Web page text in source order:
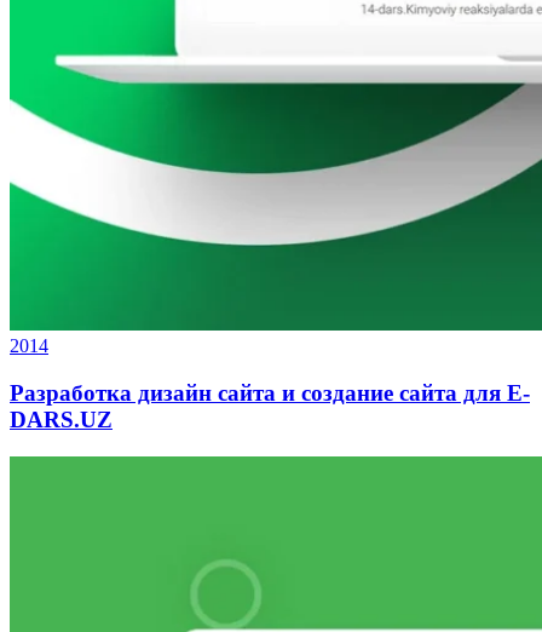
2014
Разработка дизайн сайта и создание сайта для E-
DARS.UZ